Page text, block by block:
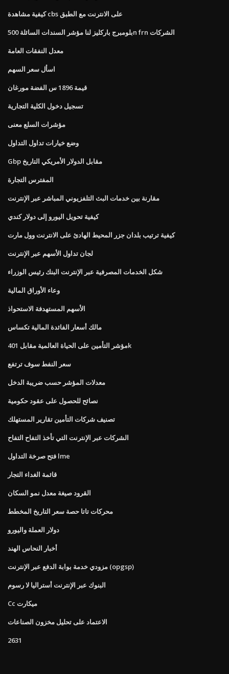
كيفية مشاهدة cbs على الانترنت مع الطبق
بلومبرج باركليز لنا مؤشر السندات السائلة 500n frn الشركات
معدل النفقات العامة
اسأل سعر السهم
قيمة 1896 س الفضة مورغان
تسجيل دخول الكلية التجارية
مؤشرات السلع معنى
وضع خيارات تداول التداول
Gbp مقابل الدولار الأمريكي التاريخ
المفترس التجارة
مقارنة بين خدمات البث التلفزيوني المباشر عبر الإنترنت
كيفية تحويل اليورو إلى دولار كندي
كيفية ترتيب بلدان جزر المحيط الهادئ على الانترنت وول مارت
لجان تداول الأسهم عبر الإنترنت
شكل الخدمات المصرفية عبر الإنترنت البنك رئيس الوزراء
وعاء الأوراق المالية
الأسهم المستهدفة الاستحواذ
مالك أسعار الفائدة المالية تكساس
مؤشر التأمين على الحياة العالمية مقابل 401k
سعر النفط سوف ترتفع
معدلات المؤشر حسب ضريبة الدخل
نصائح للحصول على عقود حكومية
تصنيف شركات التأمين تقارير المستهلك
الشركات عبر الإنترنت التي تأخذ التفاح التفاح
فتح صرخة التداول lme
قائمة الغداء التجار
القرود صيغة معدل نمو السكان
محركات تاتا حصة سعر التاريخ المخطط
دولار العملة واليورو
أخبار النحاس الهند
مزودي خدمة بوابة الدفع عبر الإنترنت (opgsp)
البنوك عبر الإنترنت أستراليا لا رسوم
Cc ميكارت
الاعتماد على تحليل مخزون الصناعات
2631